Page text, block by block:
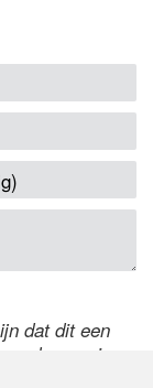
dat dit een
over in